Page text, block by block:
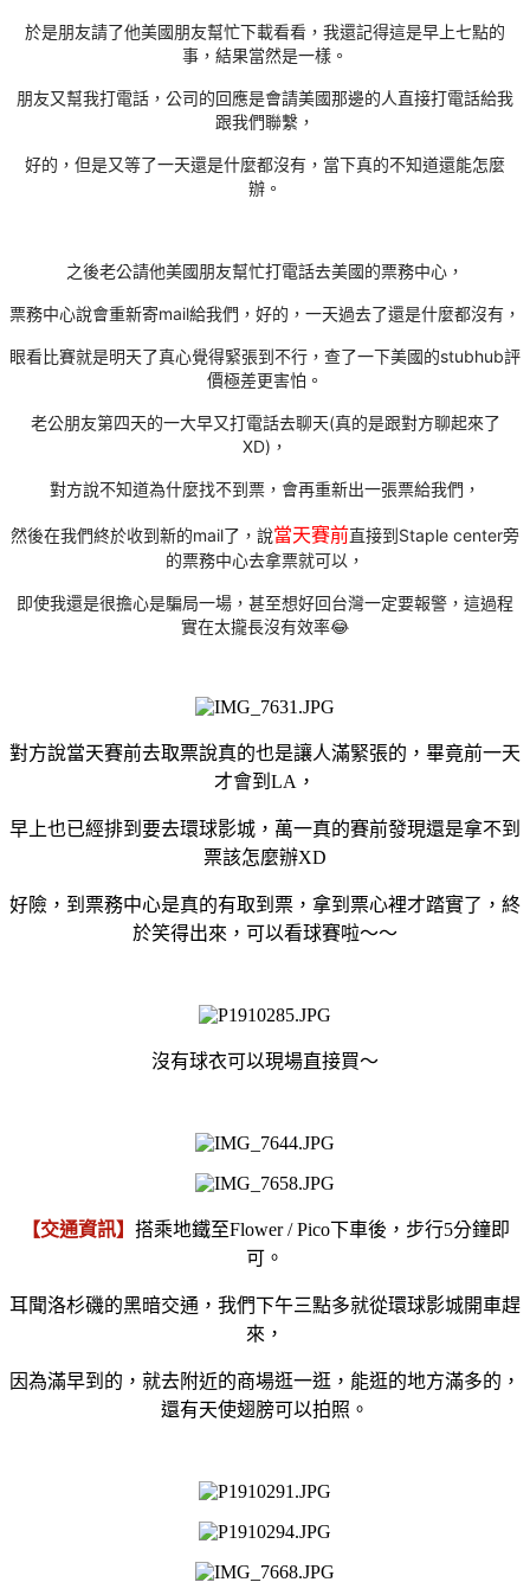
於是朋友請了他美國朋友幫忙下載看看，我還記得這是早上七點的
事，結果當然是一樣。
朋友又幫我打電話，公司的回應是會請美國那邊的人直接打電話給我
跟我們聯繫，
好的，但是又等了一天還是什麼都沒有，當下真的不知道還能怎麼
辦。
之後老公請他美國朋友幫忙打電話去美國的票務中心，
票務中心說會重新寄mail給我們，好的，一天過去了還是什麼都沒有，
眼看比賽就是明天了真心覺得緊張到不行，查了一下美國的stubhub評
價極差更害怕。
老公朋友第四天的一大早又打電話去聊天(真的是跟對方聊起來了
XD)，
對方說不知道為什麼找不到票，會再重新出一張票給我們，
然後在我們終於收到新的mail了，說當天賽前直接到Staple center旁
的票務中心去拿票就可以，
即使我還是很擔心是騙局一場，甚至想好回台灣一定要報警，這過程
實在太攏長沒有效率😂
對方說當天賽前去取票說真的也是讓人滿緊張的，畢竟前一天
才會到LA，
早上也已經排到要去環球影城，萬一真的賽前發現還是拿不到
票該怎麼辦XD
好險，到票務中心是真的有取到票，拿到票心裡才踏實了，終
於笑得出來，可以看球賽啦～～
沒有球衣可以現場直接買～
【交通資訊】 搭乘地鐵至Flower / Pico下車後，步行5分鐘即
可。
耳聞洛杉磯的黑暗交通，我們下午三點多就從環球影城開車趕
來，
因為滿早到的，就去附近的商場逛一逛，能逛的地方滿多的，
還有天使翅膀可以拍照。